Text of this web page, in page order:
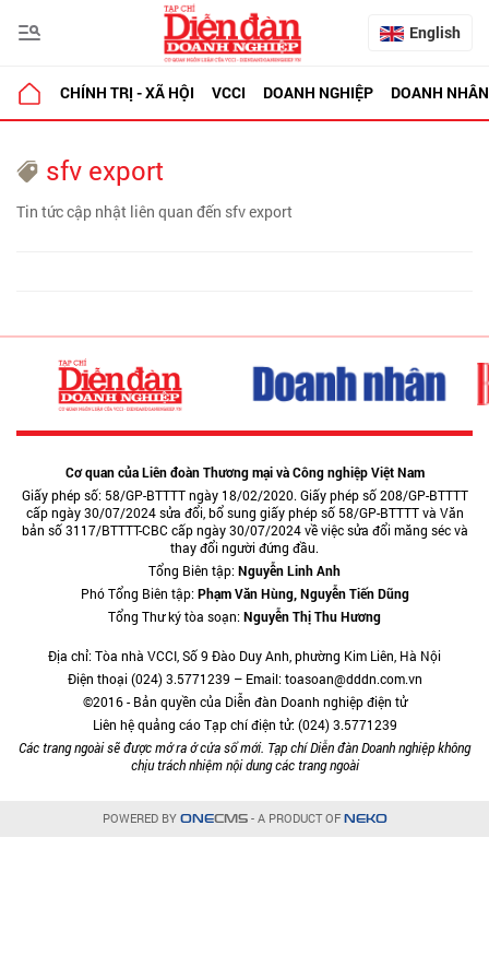
English
CHÍNH TRỊ - XÃ HỘI VCCI DOANH NGHIỆP DOANH NHÂN
sfv export
Tin tức cập nhật liên quan đến sfv export
Cơ quan của Liên đoàn Thương mại và Công nghiệp Việt Nam
Giấy phép số: 58/GP-BTTTT ngày 18/02/2020. Giấy phép số 208/GP-BTTTT
cấp ngày 30/07/2024 sửa đổi, bổ sung giấy phép số 58/GP-BTTTT và Văn
bản số 3117/BTTTT-CBC cấp ngày 30/07/2024 về việc sửa đổi măng séc và
thay đổi người đứng đầu.
Tổng Biên tập:Nguyễn Linh Anh
Phó Tổng Biên tập:Phạm Văn Hùng, Nguyễn Tiến Dũng
Tổng Thư ký tòa soạn:Nguyễn Thị Thu Hương
Địa chỉ: Tòa nhà VCCI, Số 9 Đào Duy Anh, phường Kim Liên, Hà Nội
Điện thoại (024) 3.5771239 – Email: toasoan@dddn.com.vn
©2016 - Bản quyền của Diễn đàn Doanh nghiệp điện tử
Liên hệ quảng cáo Tạp chí điện tử: (024) 3.5771239
Các trang ngoài sẽ được mở ra ở cửa sổ mới. Tạp chí Diễn đàn Doanh nghiệp không
chịu trách nhiệm nội dung các trang ngoài
POWERED BY ONECMS- A PRODUCT OF NEKO